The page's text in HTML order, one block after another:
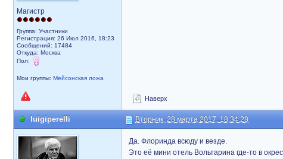
Магистр
Группа: Участники
Регистрация: 26 Июл 2016, 18:23
Сообщений: 17484
Откуда: Москва
Пол:
Мои группы: Мейсонская ложа
Наверх
luigiperelli Вторник, 28 марта 2017, 18:34:28
Да. Флоринда всюду и везде.
Это её мини отель Вольтарина где-то в